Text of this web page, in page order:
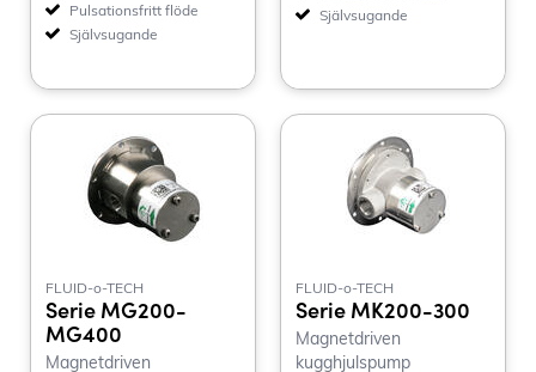
Pulsationsfritt flöde
Självsugande
Självsugande
FLUID-o-TECH
Serie MG200-
MG400
Magnetdriven
FLUID-o-TECH
Serie MK200-300
Magnetdriven
kugghjulspump